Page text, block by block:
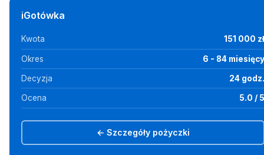
iGotówka
Kwota 151 000 zł
Okres 6 - 84 miesięcy
Decyzja 24 godz.
Ocena 5.0 / 5
← Szczegóły pożyczki